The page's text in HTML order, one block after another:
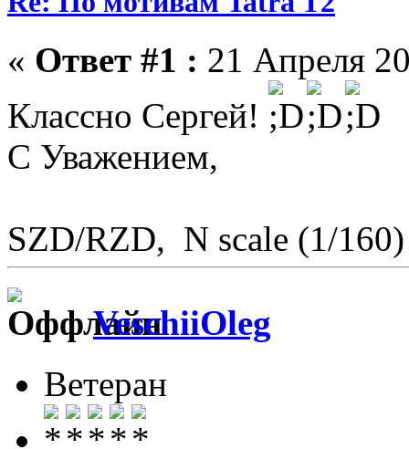
« Ответ #1 : 21 Апреля
Классно Сергей!
С Уважением,
SZD/RZD, N scale (1/
VeschiiOleg
Ветеран